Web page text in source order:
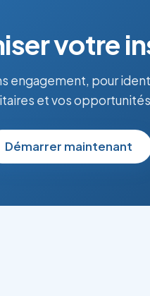
votre
engagement, pour
et vos
Démarrer maintenant